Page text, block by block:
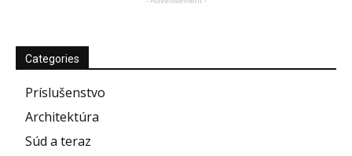
Categories
Príslušenstvo
Architektúra
Súd a teraz